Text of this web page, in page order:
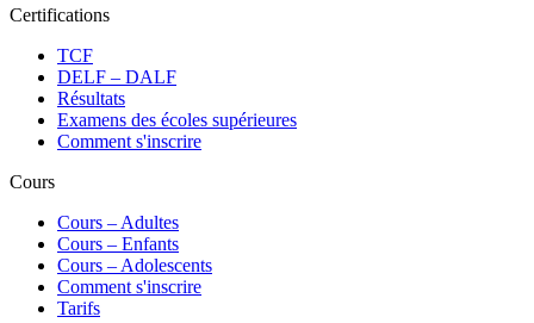
Certifications
TCF
DELF – DALF
Résultats
Examens des écoles supérieures
Comment s'inscrire
Cours
Сours – Adultes
Cours – Enfants
Cours – Adolescents
Comment s'inscrire
Tarifs